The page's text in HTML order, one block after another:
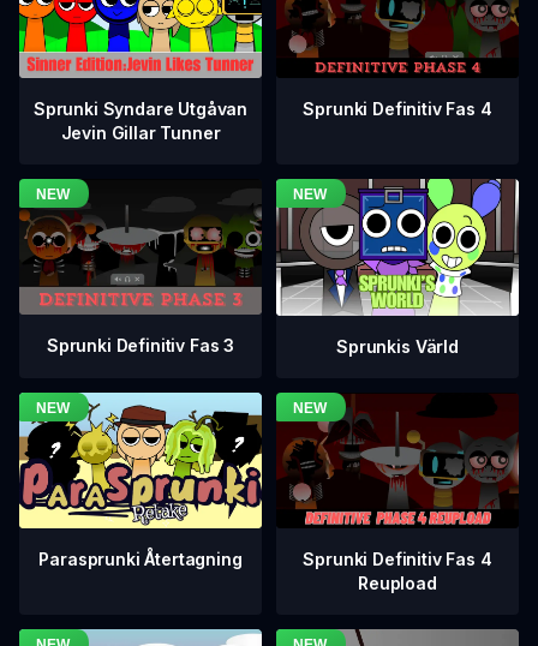
Sprunki Syndare Utgåvan
Jevin Gillar Tunner
Sprunki Definitiv Fas 4
Sprunki Definitiv Fas 3 Sprunkis Värld
Parasprunki Återtagning
Sprunki Definitiv Fas 4
Reupload